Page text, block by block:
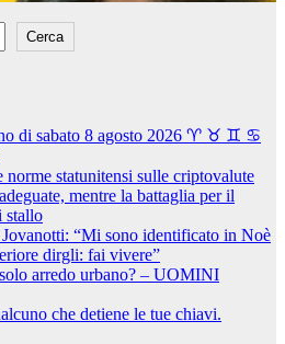
Cerca
di sabato 8 agosto 2026 ♈ ♉ ♊ ♋
norme statunitensi sulle criptovalute
mentre la battaglia per il
stallo
“Mi sono identificato in Noè
dirgli: fai vivere”
arredo urbano? – UOMINI
che detiene le tue chiavi.